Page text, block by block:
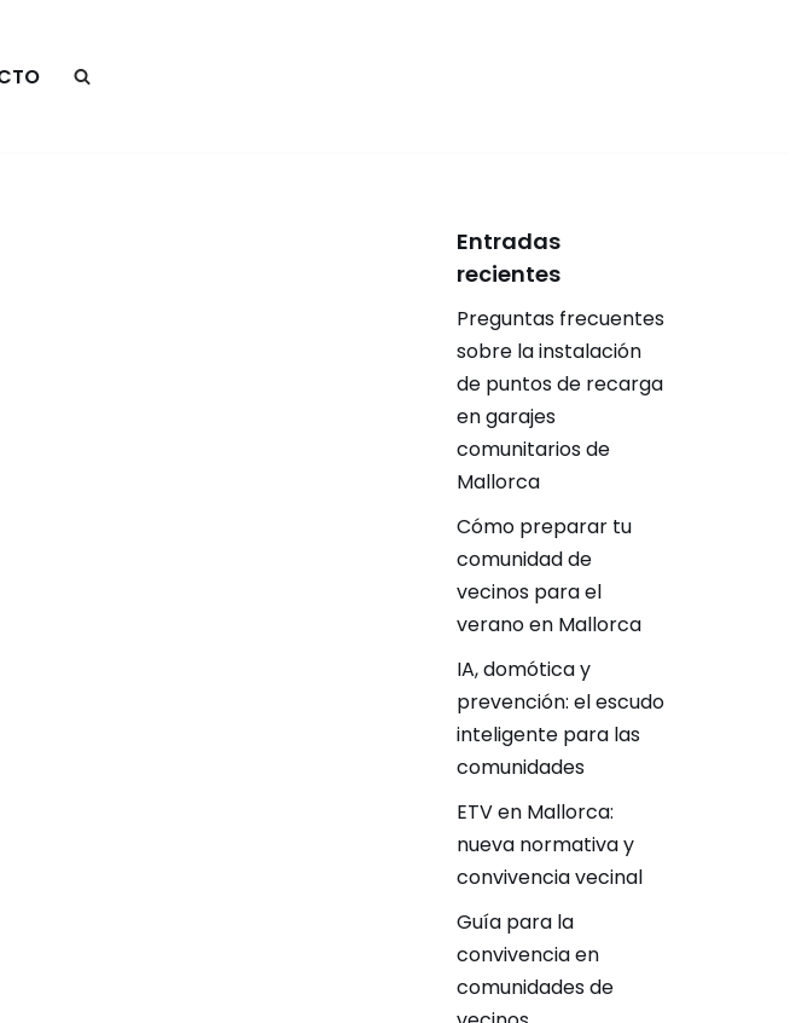
Entradas
recientes
Preguntas frecuentes
sobre la instalación
de puntos de recarga
en garajes
comunitarios de
Mallorca
Cómo preparar tu
comunidad de
vecinos para el
verano en Mallorca
IA, domótica y
prevención: el escudo
inteligente para las
comunidades
ETV en Mallorca:
nueva normativa y
convivencia vecinal
Guía para la
convivencia en
comunidades de